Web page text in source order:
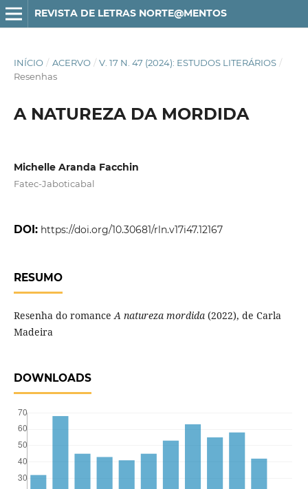
REVISTA DE LETRAS NORTE@MENTOS
INÍCIO / ACERVO / V. 17 N. 47 (2024): ESTUDOS LITERÁRIOS /
Resenhas
A NATUREZA DA MORDIDA
Michelle Aranda Facchin
Fatec-Jaboticabal
DOI: https://doi.org/10.30681/rln.v17i47.12167
RESUMO
Resenha do romance A natureza mordida(2022), de Carla
Madeira
DOWNLOADS